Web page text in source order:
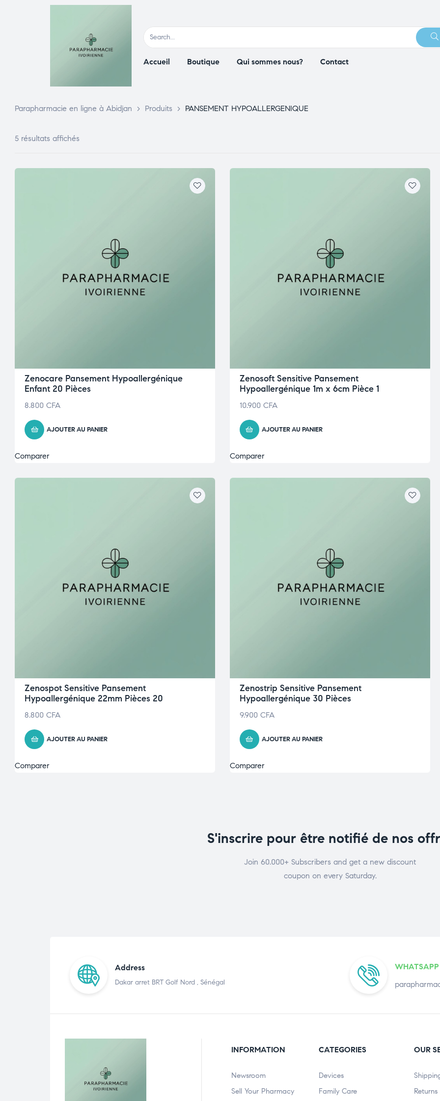
Accueil Boutique Qui sommes nous? Contact
Parapharmacie en ligne à Abidjan > Produits > PANSEMENT HYPOALLERGENIQUE
5 résultats affichés
Zenocare Pansement Hypoallergénique
Enfant 20 Pièces
8.800 CFA
AJOUTER AU PANIER
Comparer
Zenosoft Sensitive Pansement
Hypoallergénique 1m x 6cm Pièce 1
10.900 CFA
AJOUTER AU PANIER
Comparer
Zenospot Sensitive Pansement
Hypoallergénique 22mm Pièces 20
8.800 CFA
AJOUTER AU PANIER
Comparer
Zenostrip Sensitive Pansement
Hypoallergénique 30 Pièces
9.900 CFA
AJOUTER AU PANIER
Comparer
S'inscrire pour être notifié de nos
Join 60.000+ Subscribers and get a new discount
coupon on every Saturday.
Address
Dakar arret BRT Golf Nord , Sénégal
WHATSAPP
INFORMATION
Newsroom
Sell Your Pharmacy
CATEGORIES
Devices
Family Care
OUR
Returns